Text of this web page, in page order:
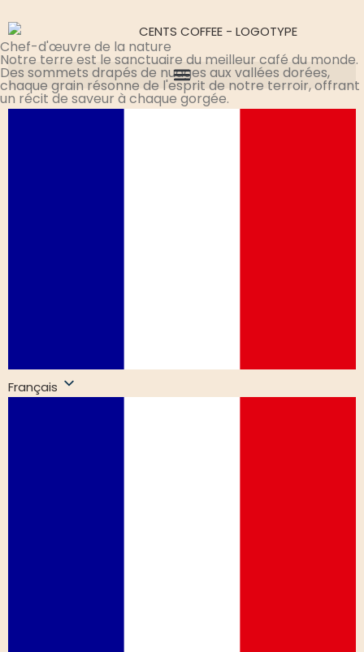
Français
Chef-d'œuvre de la nature
Notre terre est le sanctuaire du meilleur café du monde.
Des sommets drapés de nuages aux vallées dorées,
chaque grain résonne de l'esprit de notre terroir, offrant
un récit de saveur à chaque gorgée.